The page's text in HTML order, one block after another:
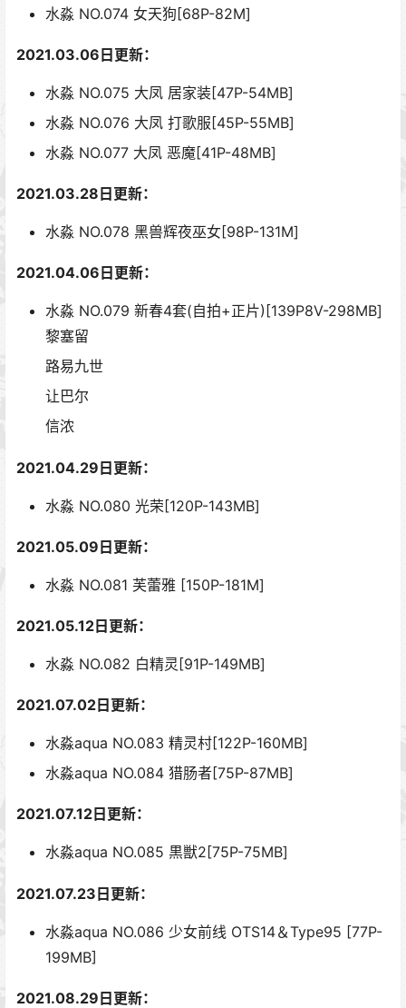
水淼 NO.074 女天狗[68P-82M]
2021.03.06日更新：
水淼 NO.075 大凤 居家装[47P-54MB]
水淼 NO.076 大凤 打歌服[45P-55MB]
水淼 NO.077 大凤 恶魔[41P-48MB]
2021.03.28日更新：
水淼 NO.078 黑兽辉夜巫女[98P-131M]
2021.04.06日更新：
水淼 NO.079 新春4套(自拍+正片)[139P8V-298MB]
黎塞留
路易九世
让巴尔
信浓
2021.04.29日更新：
水淼 NO.080 光荣[120P-143MB]
2021.05.09日更新：
水淼 NO.081 芙蕾雅 [150P-181M]
2021.05.12日更新：
水淼 NO.082 白精灵[91P-149MB]
2021.07.02日更新：
水淼aqua NO.083 精灵村[122P-160MB]
水淼aqua NO.084 猎肠者[75P-87MB]
2021.07.12日更新：
水淼aqua NO.085 黒獣2[75P-75MB]
2021.07.23日更新：
水淼aqua NO.086 少女前线 OTS14＆Type95 [77P-
199MB]
2021.08.29日更新：